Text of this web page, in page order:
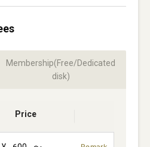
Membership(Free/Dedicated
disk)
Price